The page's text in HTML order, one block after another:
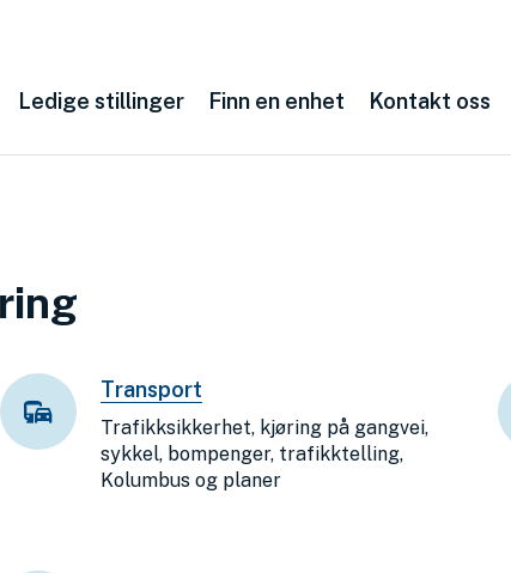
Ledige stillinger Finn en enhet Kontakt oss
Transport
Trafikksikkerhet, kjøring på gangvei,
sykkel, bompenger, trafikktelling,
Kolumbus og planer